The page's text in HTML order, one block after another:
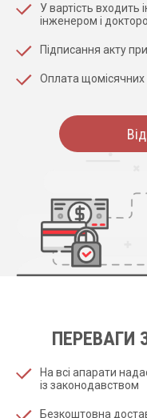
У вартість входить
інженером і
Підписання акту
Оплата щомісячних
ПЕРЕВАГИ
На всі апарати
із законодавством
Безкоштовна